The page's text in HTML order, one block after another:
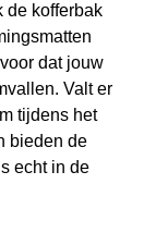
de kofferbak
dat jouw
Valt er
tijdens het
bieden de
echt in de